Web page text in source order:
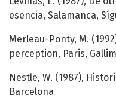
esencia, Salamanca,
Merleau-Ponty, M.
perception, Paris,
Nestle, W. (1987),
Barcelona